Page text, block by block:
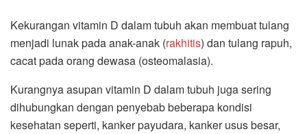
Kekurangan vitamin D dalam tubuh akan membuat tulang
menjadi lunak pada anak-anak (rakhitis) dan tulang rapuh,
cacat pada orang dewasa (osteomalasia).
Kurangnya asupan vitamin D dalam tubuh juga sering
dihubungkan dengan penyebab beberapa kondisi
kesehatan seperti, kanker payudara, kanker usus besar,